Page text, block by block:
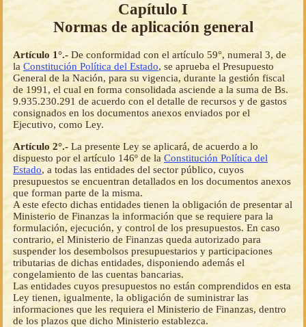
Capítulo I
Normas de aplicación general
Artículo 1°.- De conformidad con el artículo 59°, numeral 3, de
la Constitución Política del Estado, se aprueba el Presupuesto
General de la Nación, para su vigencia, durante la gestión fiscal
de 1991, el cual en forma consolidada asciende a la suma de Bs.
9.935.230.291 de acuerdo con el detalle de recursos y de gastos
consignados en los documentos anexos enviados por el
Ejecutivo, como Ley.
Artículo 2°.- La presente Ley se aplicará, de acuerdo a lo
dispuesto por el artículo 146º de la Constitución Política del
Estado, a todas las entidades del sector público, cuyos
presupuestos se encuentran detallados en los documentos anexos
que forman parte de la misma.
A este efecto dichas entidades tienen la obligación de presentar al
Ministerio de Finanzas la información que se requiere para la
formulación, ejecución, y control de los presupuestos. En caso
contrario, el Ministerio de Finanzas queda autorizado para
suspender los desembolsos presupuestarios y participaciones
tributarias de dichas entidades, disponiendo además el
congelamiento de las cuentas bancarias.
Las entidades cuyos presupuestos no están comprendidos en esta
Ley tienen, igualmente, la obligación de suministrar las
informaciones que les requiera el Ministerio de Finanzas, dentro
de los plazos que dicho Ministerio establezca.